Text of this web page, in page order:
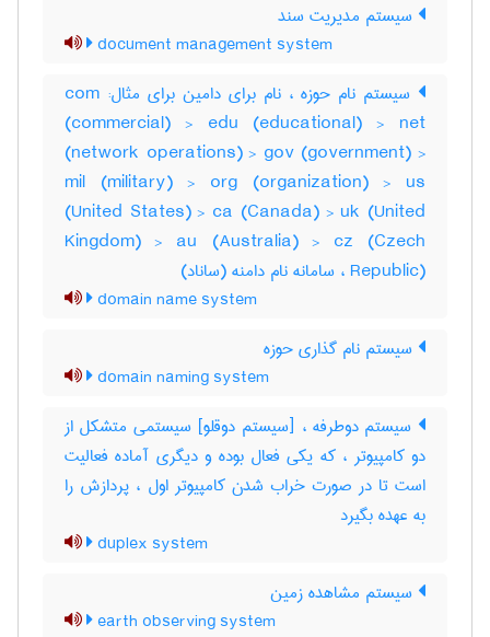
سیستم مدیریت سند
document management system
سیستم نام حوزه ، نام برای دامین برای مثال: com
(commercial) > edu (educational) > net
(network operations) > gov (government) >
mil (military) > org (organization) > us
(United States) > ca (Canada) > uk (United
Kingdom) > au (Australia) > cz (Czech
Republic) ، سامانه نام دامنه (ساناد)
domain name system
سیستم نام گذاری حوزه
domain naming system
سیستم دوطرفه ، [سیستم دوقلو] سیستمی متشکل از
دو کامپیوتر ، که یکی فعال بوده و دیگری آماده فعالیت
است تا در صورت خراب شدن کامپیوتر اول ، پردازش را
به عهده بگیرد
duplex system
سیستم مشاهده زمین
earth observing system